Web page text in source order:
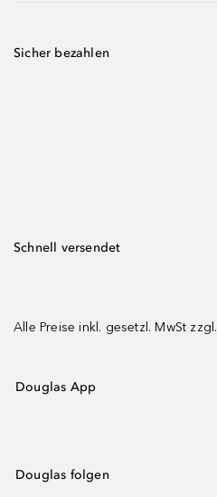
Sicher bezahlen
Schnell versendet
Alle Preise inkl. gesetzl. MwSt zzgl.
Douglas App
Douglas folgen